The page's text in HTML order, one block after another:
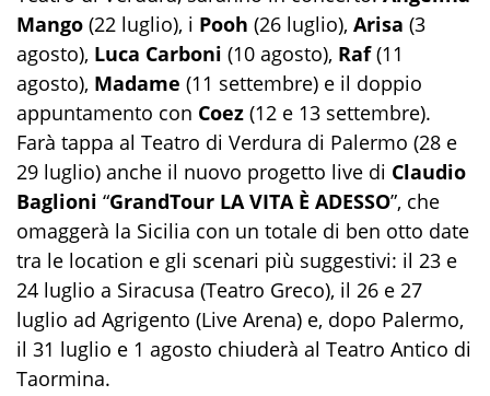
Mango (22 luglio), i Pooh (26 luglio), Arisa (3
agosto), Luca Carboni (10 agosto), Raf(11
agosto), Madame (11 settembre) e il doppio
appuntamento con Coez (12 e 13 settembre).
Farà tappa al Teatro di Verdura di Palermo (28 e
29 luglio) anche il nuovo progetto live di Claudio
Baglioni “GrandTour LA VITA È ADESSO”, che
omaggerà la Sicilia con un totale di ben otto date
tra le location e gli scenari più suggestivi: il 23 e
24 luglio a Siracusa (Teatro Greco), il 26 e 27
luglio ad Agrigento (Live Arena) e, dopo Palermo,
il 31 luglio e 1 agosto chiuderà al Teatro Antico di
Taormina.